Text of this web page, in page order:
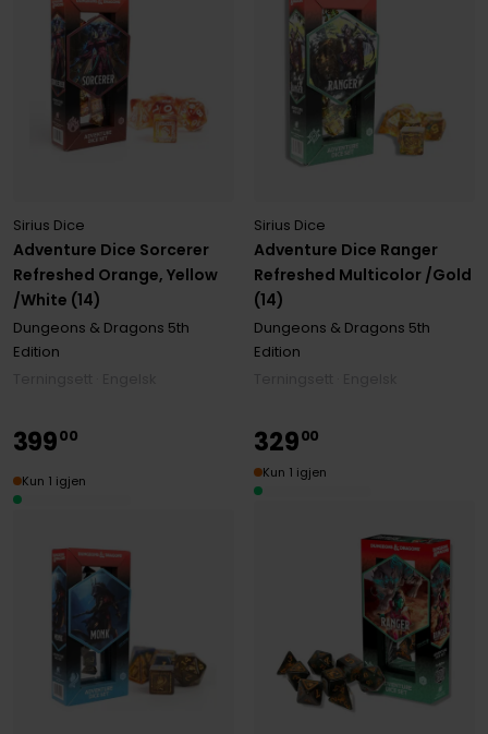
Adventure Dice Sorcerer
Refreshed Orange, Yellow
/White (14)
Sirius Dice
Dungeons & Dragons 5th
Edition
Adventure Dice Ranger
Refreshed Multicolor /Gold
(14)
Sirius Dice
Dungeons & Dragons 5th
Edition
39900
Kun 1 igjen
32900
Kun 1 igjen